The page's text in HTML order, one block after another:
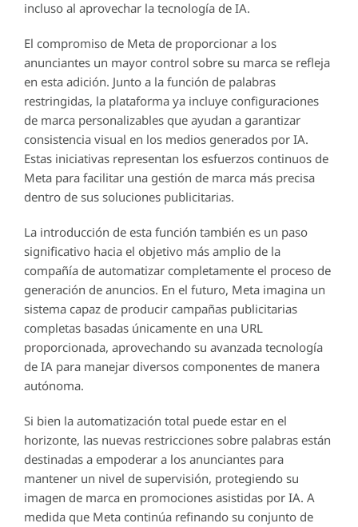
incluso al aprovechar la tecnología de IA.
El compromiso de Meta de proporcionar a los
anunciantes un mayor control sobre su marca se refleja
en esta adición. Junto a la función de palabras
restringidas, la plataforma ya incluye configuraciones
de marca personalizables que ayudan a garantizar
consistencia visual en los medios generados por IA.
Estas iniciativas representan los esfuerzos continuos de
Meta para facilitar una gestión de marca más precisa
dentro de sus soluciones publicitarias.
La introducción de esta función también es un paso
significativo hacia el objetivo más amplio de la
compañía de automatizar completamente el proceso de
generación de anuncios. En el futuro, Meta imagina un
sistema capaz de producir campañas publicitarias
completas basadas únicamente en una URL
proporcionada, aprovechando su avanzada tecnología
de IA para manejar diversos componentes de manera
autónoma.
Si bien la automatización total puede estar en el
horizonte, las nuevas restricciones sobre palabras están
destinadas a empoderar a los anunciantes para
mantener un nivel de supervisión, protegiendo su
imagen de marca en promociones asistidas por IA. A
medida que Meta continúa refinando su conjunto de